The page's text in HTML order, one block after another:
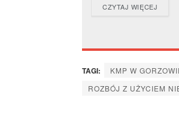
CZYTAJ WIĘCEJ
TAGI: KMP W
ROZBÓJ Z UŻYCIEM